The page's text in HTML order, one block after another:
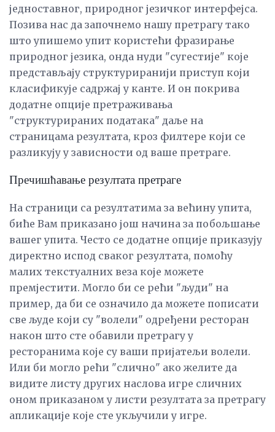
једноставног, природног језичког интерфејса.
Позива нас да започнемо нашу претрагу тако
што упишемо упит користећи фразирање
природног језика, онда нуди "сугестије" које
представљају структуриранији приступ који
класификује садржај у канте. И он покрива
додатне опције претраживања
"структурираних података" даље на
страницама резултата, кроз филтере који се
разликују у зависности од ваше претраге.
Пречишћавање резултата претраге
На страници са резултатима за већину упита,
биће Вам приказано још начина за побољшање
вашег упита. Често се додатне опције приказују
директно испод сваког резултата, помоћу
малих текстуалних веза које можете
премјестити. Могло би се рећи "људи" на
пример, да би се означило да можете пописати
све људе који су "волели" одређени ресторан
након што сте обавили претрагу у
ресторанима које су ваши пријатељи волели.
Или би могло рећи "слично" ако желите да
видите листу других наслова игре сличних
оном приказаном у листи резултата за претрагу
апликације које сте укључили у игре.